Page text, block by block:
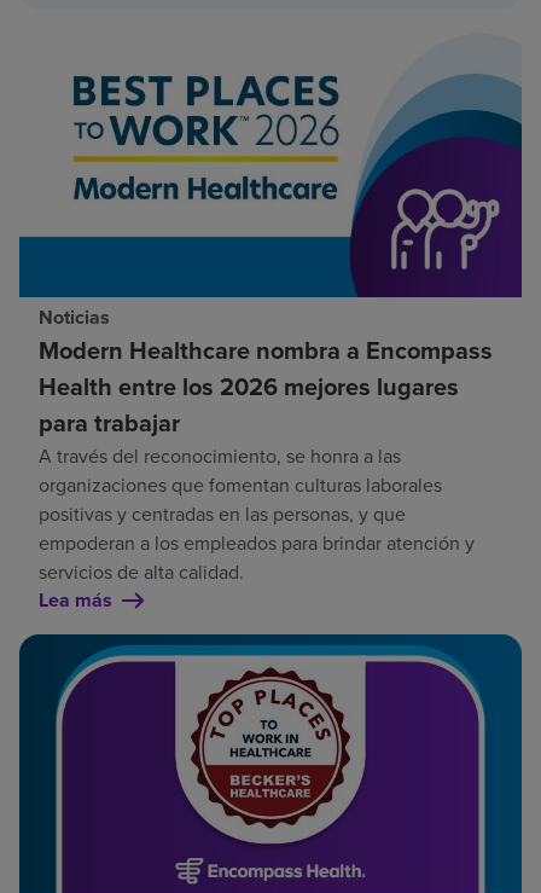
Noticias
Modern Healthcare nombra a Encompass
Health entre los 2026 mejores lugares
para trabajar
A través del reconocimiento, se honra a las
organizaciones que fomentan culturas laborales
positivas y centradas en las personas, y que
empoderan a los empleados para brindar atención y
servicios de alta calidad.
Lea más